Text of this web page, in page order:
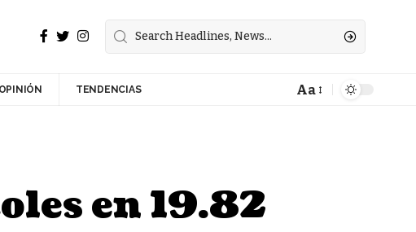
OPINIÓN TENDENCIAS Aa
en 19.82